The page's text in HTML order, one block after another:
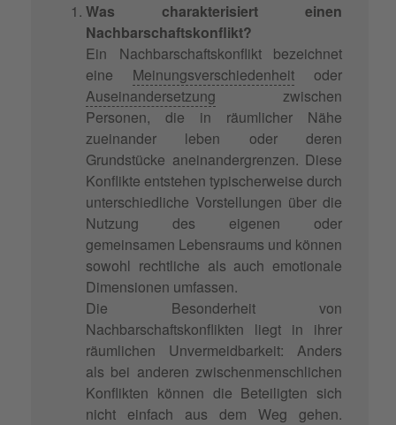
Was charakterisiert einen
Nachbarschaftskonflikt?
Ein Nachbarschaftskonflikt bezeichnet
eine Meinungsverschiedenheit oder
Auseinandersetzung zwischen
Personen, die in räumlicher Nähe
zueinander leben oder deren
Grundstücke aneinandergrenzen. Diese
Konflikte entstehen typischerweise durch
unterschiedliche Vorstellungen über die
Nutzung des eigenen oder
gemeinsamen Lebensraums und können
sowohl rechtliche als auch emotionale
Dimensionen umfassen.
Die Besonderheit von
Nachbarschaftskonflikten liegt in ihrer
räumlichen Unvermeidbarkeit: Anders
als bei anderen zwischenmenschlichen
Konflikten können die Beteiligten sich
nicht einfach aus dem Weg gehen.